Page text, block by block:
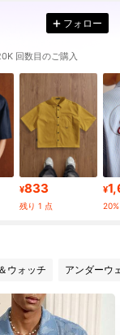
フォロー
回数目のご購入
¥833
残り 1 点
¥
ウォッチ アンダーウ